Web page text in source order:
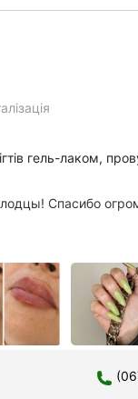
гель-лаком,
Спасибо